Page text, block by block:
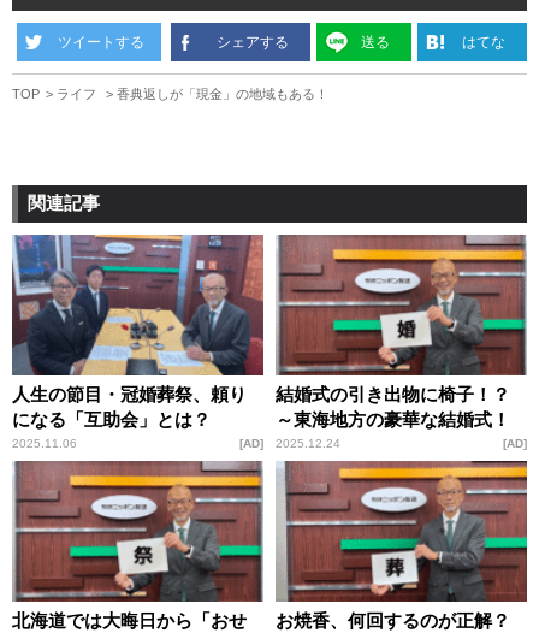
ツイートする シェアする 送る はてな
TOP ライフ 香典返しが「現金」の地域もある！
関連記事
人生の節目・冠婚葬祭、頼り
になる「互助会」とは？
2025.11.06 AD
結婚式の引き出物に椅子！？
～東海地方の豪華な結婚式！
2025.12.24 AD
北海道では大晦日から「おせ
お焼香、何回するのが正解？